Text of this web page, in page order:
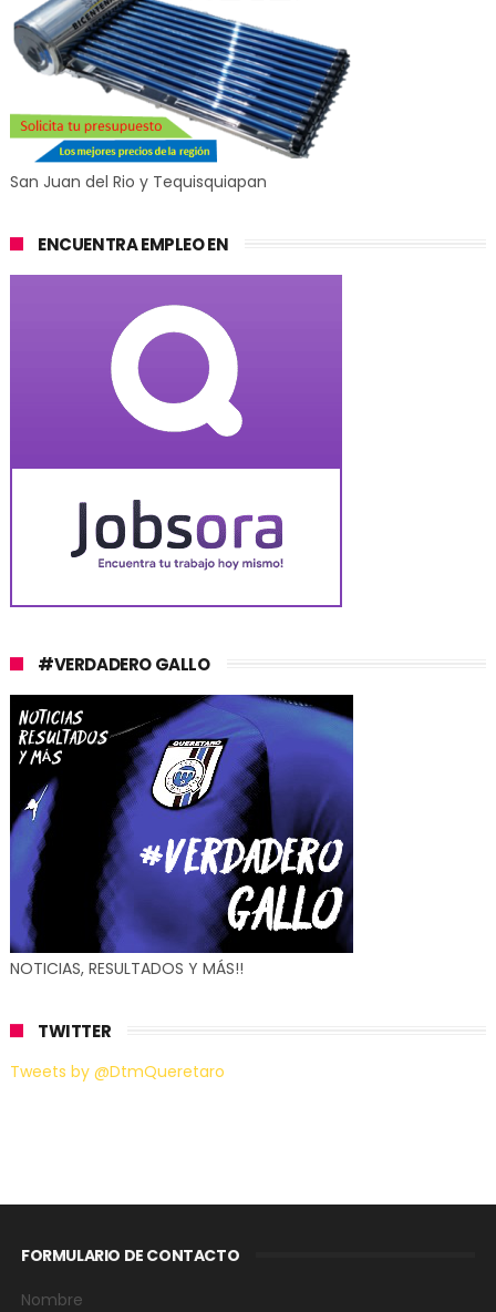
San Juan del Rio y Tequisquiapan
ENCUENTRA EMPLEO EN
#VERDADERO GALLO
NOTICIAS, RESULTADOS Y MÁS!!
TWITTER
Tweets by @DtmQueretaro
FORMULARIO DE CONTACTO
Nombre